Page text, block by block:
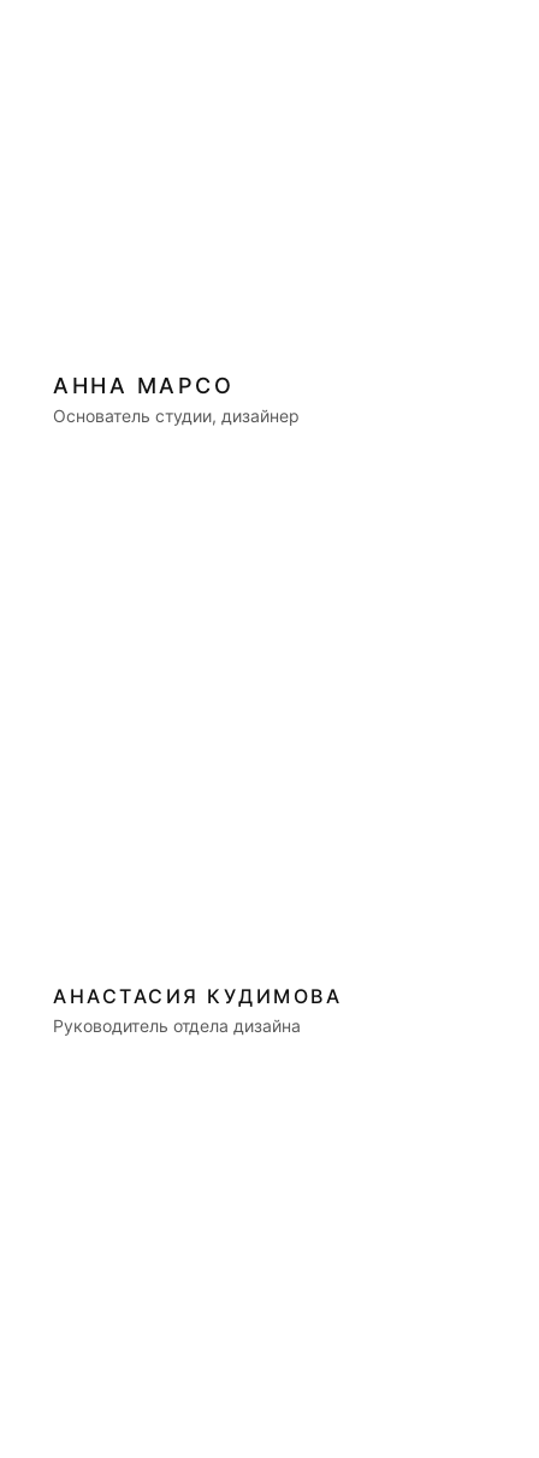
АНАСТАСИЯ КУДИМОВА
АННА МАРСО
Основатель студии, дизайнер
Руководитель отдела дизайна